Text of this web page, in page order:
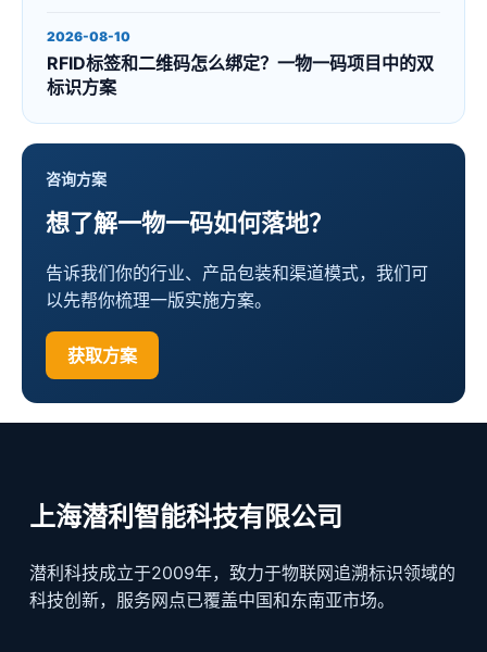
2026-08-10
RFID标签和二维码怎么绑定？一物一码项目中的双
标识方案
咨询方案
想了解一物一码如何落地？
告诉我们你的行业、产品包装和渠道模式，我们可
以先帮你梳理一版实施方案。
获取方案
上海潜利智能科技有限公司
潜利科技成立于2009年，致力于物联网追溯标识领域的
科技创新，服务网点已覆盖中国和东南亚市场。